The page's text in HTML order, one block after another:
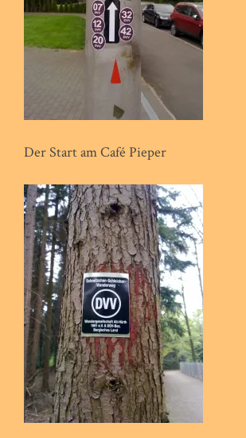
Der Start am Café Pieper